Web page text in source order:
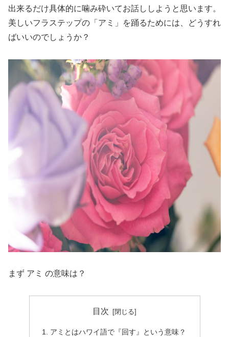
出来るだけ具体的に噛み砕いてお話ししようと思います。
美しいフラステップの「アミ」を踊るためには、どうすれ
ばいいのでしょうか？
まず アミ の意味は？
目次
アミとはハワイ語で『回す』という意味？